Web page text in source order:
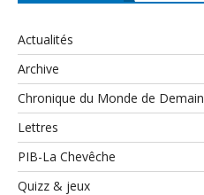
Actualités
Archive
Chronique du Monde de Demain
Lettres
PIB-La Chevêche
Quizz & jeux